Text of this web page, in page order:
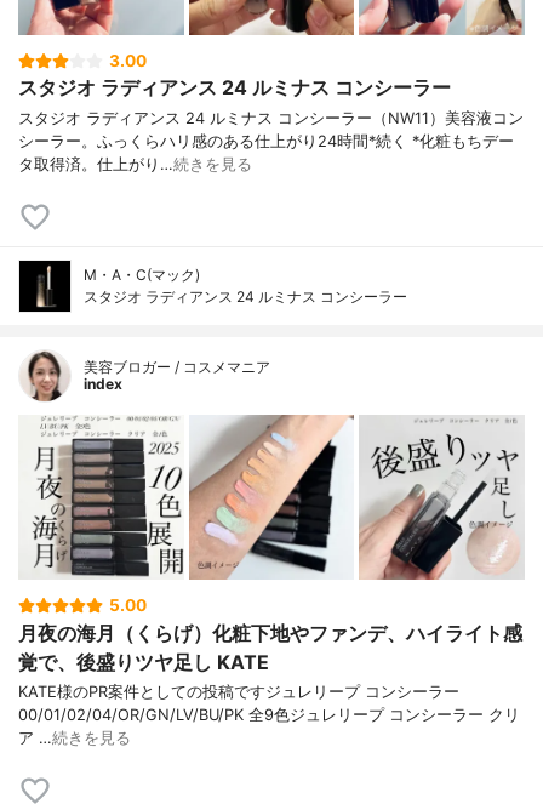
3.00
スタジオ ラディアンス 24 ルミナス コンシーラー
スタジオ ラディアンス 24 ルミナス コンシーラー（NW11）美容液コン
シーラー。ふっくらハリ感のある仕上がり24時間*続く *化粧もちデー
タ取得済。仕上がり…続きを見る
M・A・C(マック)
スタジオ ラディアンス 24 ルミナス コンシーラー
美容ブロガー / コスメマニア
index
5.00
月夜の海月（くらげ）化粧下地やファンデ、ハイライト感
覚で、後盛りツヤ足し KATE
KATE様のPR案件としての投稿ですジュレリープ コンシーラー
00/01/02/04/OR/GN/LV/BU/PK 全9色ジュレリープ コンシーラー クリ
ア …続きを見る